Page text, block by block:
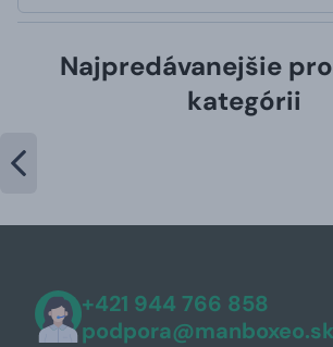
Najpredávanejšie
kategórii
+421 944 766 858
podpora@manboxeo.sk